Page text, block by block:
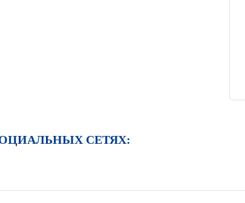
СЕТЯХ: